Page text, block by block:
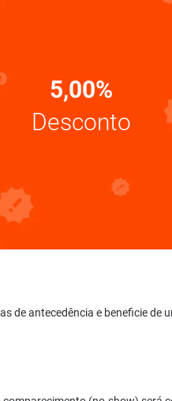
5,00%
Desconto
de antecedência e beneficie de